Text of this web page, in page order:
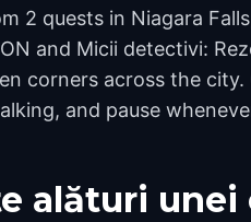
2 quests in Niagara
and Micii detectivi:
corners across the
and pause
alături